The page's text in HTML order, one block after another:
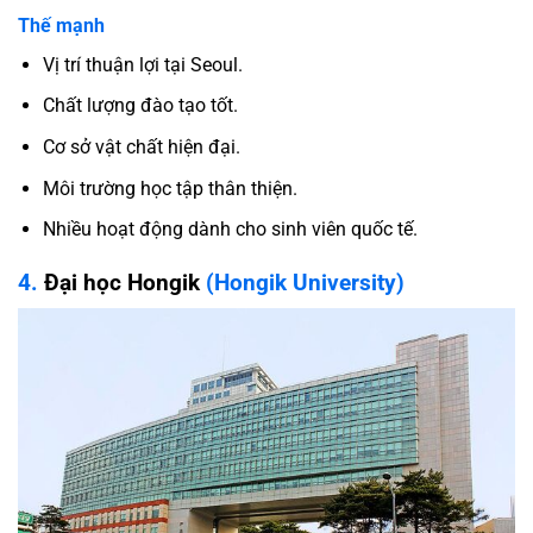
Thế mạnh
Vị trí thuận lợi tại Seoul.
Chất lượng đào tạo tốt.
Cơ sở vật chất hiện đại.
Môi trường học tập thân thiện.
Nhiều hoạt động dành cho sinh viên quốc tế.
4. Đại học Hongik (Hongik University)